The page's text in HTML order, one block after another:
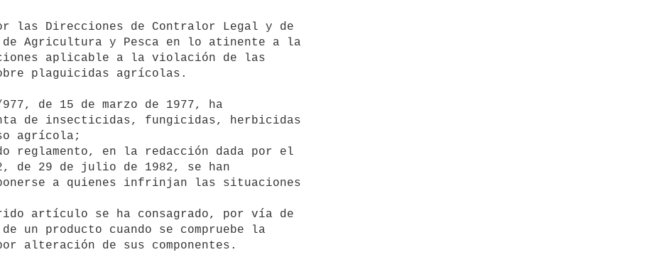
Agricultura y Pesca en lo atinente a la
aplicable a la violación de las
plaguicidas agrícolas.
de insecticidas, fungicidas, herbicidas
agrícola;
en la redacción dada por el
de 29 de julio de 1982, se han
a quienes infrinjan las situaciones
artículo se ha consagrado, por vía de
producto cuando se compruebe la
alteración de sus componentes.